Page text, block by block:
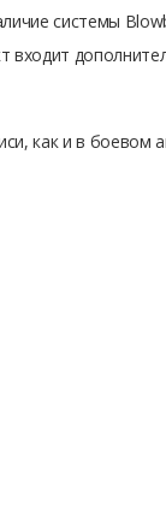
системы
входит
как и в боевом